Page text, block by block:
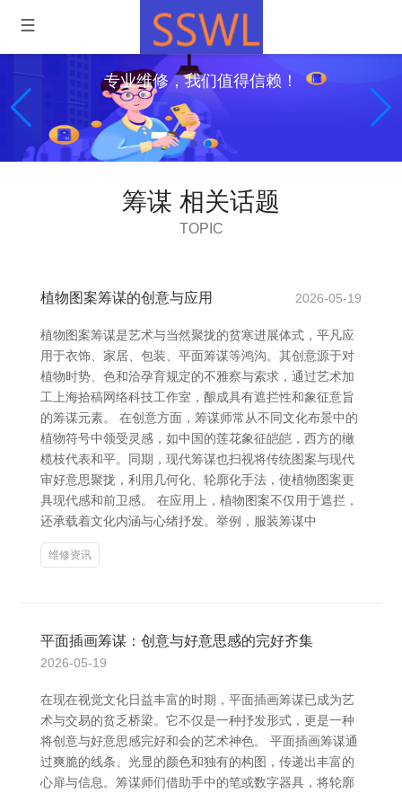
专业维修，我们值得信赖！
筹谋 相关话题
TOPIC
植物图案筹谋的创意与应用 2026-05-19
植物图案筹谋是艺术与当然聚拢的贫寒进展体式，平凡应
用于衣饰、家居、包装、平面筹谋等鸿沟。其创意源于对
植物时势、色和洽孕育规定的不雅察与索求，通过艺术加
工上海拾稿网络科技工作室，酿成具有遮拦性和象征意旨
的筹谋元素。 在创意方面，筹谋师常从不同文化布景中的
植物符号中领受灵感，如中国的莲花象征皑皑，西方的橄
榄枝代表和平。同期，现代筹谋也扫视将传统图案与现代
审好意思聚拢，利用几何化、轮廓化手法，使植物图案更
具现代感和前卫感。 在应用上，植物图案不仅用于遮拦，
还承载着文化内涵与心绪抒发。举例，服装筹谋中
维修资讯
平面插画筹谋：创意与好意思感的完好齐集
2026-05-19
在现在视觉文化日益丰富的时期，平面插画筹谋已成为艺
术与交易的贫乏桥梁。它不仅是一种抒发形式，更是一种
将创意与好意思感完好和会的艺术神色。 平面插画筹谋通
过爽脆的线条、光显的颜色和独有的构图，传递出丰富的
心扉与信息。筹谋师们借助手中的笔或数字器具，将轮廓